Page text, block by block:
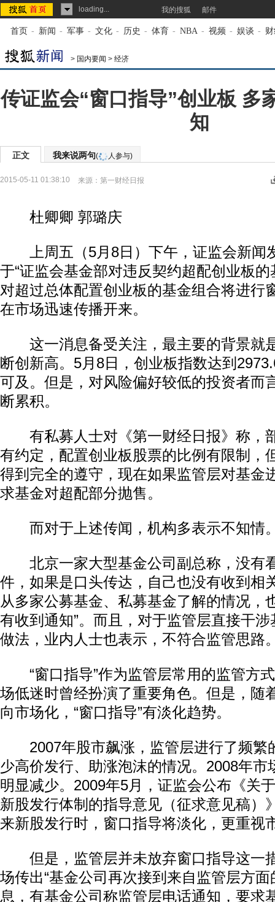
loading... 我的搜狐 邮件
首页 - 新闻 - 军事 - 文化 - 历史 - 体育 - NBA - 视频 - 娱谈 -
> 国内要闻 > 经济
传证监会“窗口指导”创业板 多
知
正文 我来说两句( 人参与)
2015-05-11 01:38:10 来源： 第一财经日报
杜卿卿 郭璐庆
上周五（5月8日）下午，证监会新闻
于“证监会基金部对违反契约超配创业板
对超过总体配置创业板的基金组合将进行
在市场迅速传播开来。
这一消息备受关注，最主要的背景就
断创新高。5月8日，创业板指数达到
可及。但是，对风险偏好较低的投资者而
断累积。
有私募人士对《第一财经日报》称，
有约定，配置创业板股票的比例有限制，
得到完全的遵守，现在如果监管层对基金
求基金对超配部分抛售。
而对于上述传闻，机构多表示不知情
北京一家大型基金公司副总称，没有
件，如果是口头传达，自己也没有收到相
从多家公募基金、私募基金了解的情况，
有收到通知”。而且，对于监管层直接干
做法，业内人士也表示，不符合监管思路
“窗口指导”作为监管层常用的监管方
场低迷时曾经扮演了重要角色。但是，随
向市场化，“窗口指导”有淡化趋势。
2007年股市飙涨，监管层进行了频繁
少高价发行、助涨泡沫的情况。2008年市
明显减少。2009年5月，证监会公布《关
新股发行体制的指导意见（征求意见稿）
来新股发行时，窗口指导将淡化，更重视
但是，监管层并未放弃窗口指导这一
场传出“基金公司再次接到来自监管层方面
息，有基金公司称监管层电话通知，要求